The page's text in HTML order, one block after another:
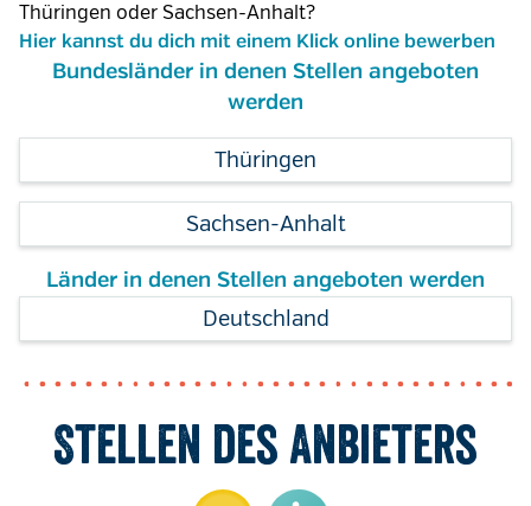
Thüringen oder Sachsen-Anhalt?
Hier kannst du dich mit einem Klick online bewerben
Bundesländer in denen Stellen angeboten
werden
Thüringen
Sachsen-Anhalt
Länder in denen Stellen angeboten werden
Deutschland
Stellen des Anbieters